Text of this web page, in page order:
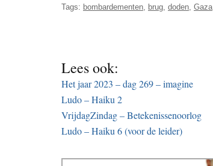
Tags: bombardementen brug doden Gaza
Lees ook:
Het jaar 2023 – dag 269 – imagine
Ludo – Haiku 2
VrijdagZindag – Betekenissenoorlog
Ludo – Haiku 6 (voor de leider)